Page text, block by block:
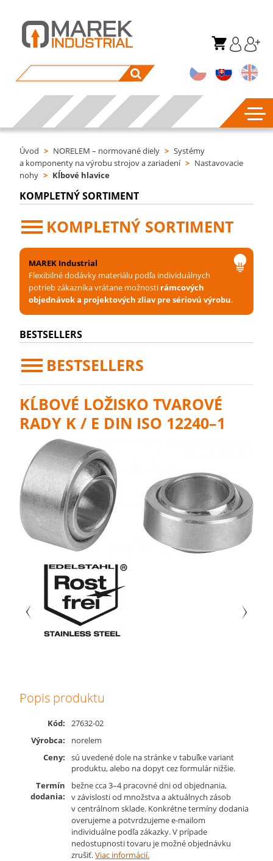
Úvod > NORELEM – normované diely > Systémy
a komponenty na výrobu strojov a zariadení > Nastavovacie
nohy > Kĺbové hlavice
KOMPLETNÝ SORTIMENT
KOMPLETNÝ SORTIMENT
MAREK Industrial
Flexibilné dodávky materiálu podľa individuálnych
potrieb zákazníka vrátane možnosti rámcových
objednávok a projektových zliav pre sériovú výrobu.
BESTSELLERS
BESTSELLERS
KĹBOVÉ LOŽISKO TVAROVÉ
RADY K / E DIN ISO 12240–1
Popis produktu
Kód:
27632-02
Výrobca:
norelem
Ceny:
sú uvedené dole na stránke v tabuľke variant
produktu, alebo na dopyt cez formulár nižšie.
Termín
dodania:
bežne cca 3–4 pracovné dni od objednania,
v závislosti od množstva a aktuálnych zásob
v centrálnom sklade. Konkrétne termíny dodania
overujeme a potvrdzujeme e-mailom
individuálne podľa zákazky. V prípade
nedostupnosti tovaru je možné objednávku
zrušiť.Viac informácií.